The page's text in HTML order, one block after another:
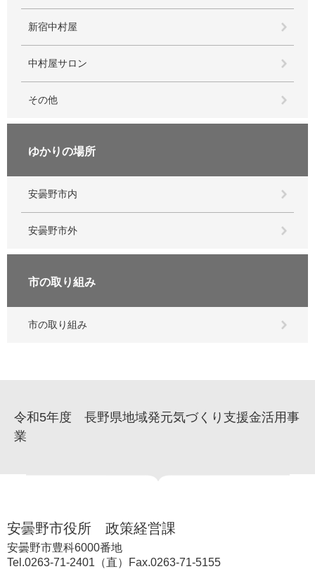
新宿中村屋
中村屋サロン
その他
ゆかりの場所
安曇野市内
安曇野市外
市の取り組み
市の取り組み
令和5年度 長野県地域発元気づくり支援金活用事
業
安曇野市役所 政策経営課
安曇野市豊科6000番地
Tel.0263-71-2401（直）Fax.0263-71-5155